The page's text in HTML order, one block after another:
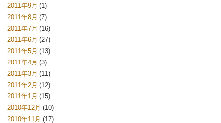
2011年9月 (1)
2011年8月 (7)
2011年7月 (16)
2011年6月 (27)
2011年5月 (13)
2011年4月 (3)
2011年3月 (11)
2011年2月 (12)
2011年1月 (15)
2010年12月 (10)
2010年11月 (17)